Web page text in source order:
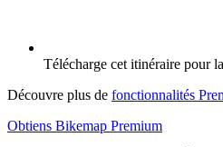
Télécharge cet itinéraire pour
Découvre plus de fonctionnalités
Obtiens Bikemap Premium